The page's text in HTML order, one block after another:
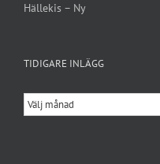
Hällekis – Ny
TIDIGARE INLÄGG
Tidigare
inlägg